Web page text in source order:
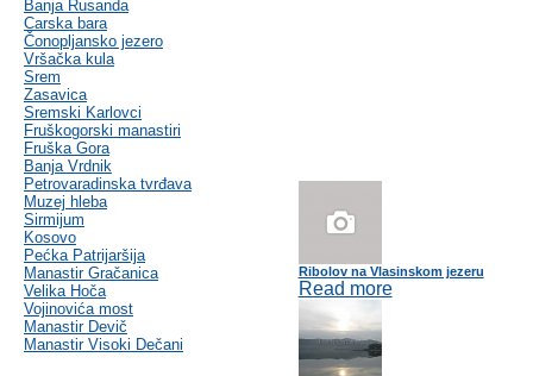
Banja Rusanda
Carska bara
Čonopljansko jezero
Vršačka kula
Srem
Zasavica
Sremski Karlovci
Fruškogorski manastiri
Fruška Gora
Banja Vrdnik
Petrovaradinska tvrđava
Muzej hleba
Sirmijum
Kosovo
Pećka Patrijaršija
Manastir Gračanica
Velika Hoča
Vojinovića most
Manastir Devič
Manastir Visoki Dečani
Ribolov na Vlasinskom jezeru
Read more